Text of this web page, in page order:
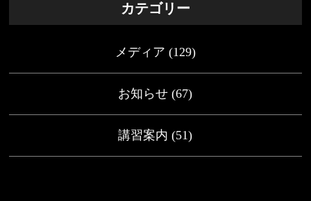
カテゴリー
メディア (129)
お知らせ (67)
講習案内 (51)